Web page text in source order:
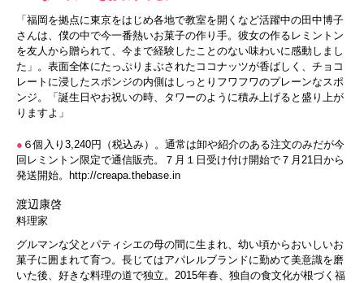
「福岡を拠点に東京をはじめ各地で教室を開くなど活躍中の田中博子
さんは、僕の中で今一番熱いお菓子の作り手。彼女の作るレミントン
を友人から贈られて、今まで経験したことのない味わいに感動しまし
た」。表面全体にたっぷりまぶされたココナッツが香ばしく、チョコ
レートに浸したスポンジの内側はしっとりフワフワのプレーンなスポ
ンジ。「誕生日やお祝いの時、タワーのように積み上げると盛り上が
りますよ」
● ６個入り3,240円（税込み）。通常は卸や紹介のある注文のみだが今
回レミントン限定で通信販売。７月１日受け付け開始で７月21日から
発送開始。
http://creapa.thebase.in
渡辺康啓
料理家
グルマンな父とパティシエの母の間に生まれ、幼い頃からおいしいお
菓子に囲まれて育つ。長じてはアパレルブランドに勤めて美意識を磨
いた後、好きな料理の道で独立。2015年春、独自の食文化が根づく福